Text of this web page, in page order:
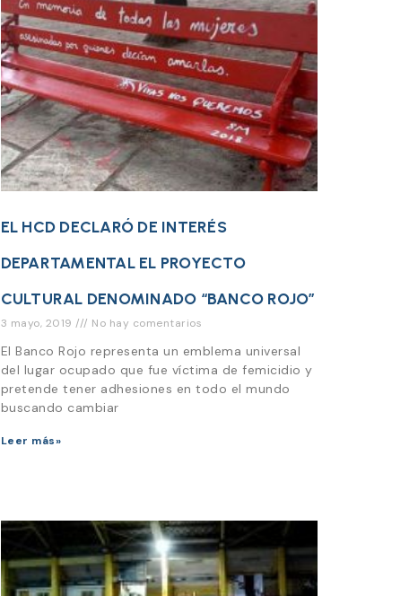
EL HCD DECLARÓ DE INTERÉS
DEPARTAMENTAL EL PROYECTO
CULTURAL DENOMINADO “BANCO ROJO”
3 mayo, 2019 No hay comentarios
El Banco Rojo representa un emblema universal
del lugar ocupado que fue víctima de femicidio y
pretende tener adhesiones en todo el mundo
buscando cambiar
Leer más»